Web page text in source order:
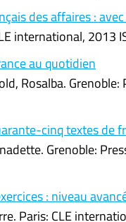
des affaires :
international,
au quotidien
Rosalba.
cinq textes de
Grenoble:
: niveau
Paris: CLE